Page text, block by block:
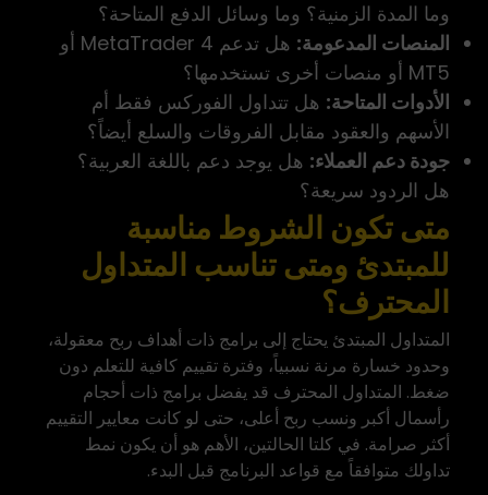
وما المدة الزمنية؟ وما وسائل الدفع المتاحة؟
المنصات المدعومة:
هل تدعم MetaTrader 4 أو
MT5 أو منصات أخرى تستخدمها؟
الأدوات المتاحة: هل تتداول الفوركس فقط أم
الأسهم والعقود مقابل الفروقات والسلع أيضاً؟
جودة دعم العملاء: هل يوجد دعم باللغة العربية؟
هل الردود سريعة؟
متى تكون الشروط مناسبة
للمبتدئ ومتى تناسب المتداول
المحترف؟
المتداول المبتدئ يحتاج إلى برامج ذات أهداف ربح معقولة،
وحدود خسارة مرنة نسبياً، وفترة تقييم كافية للتعلم دون
ضغط. المتداول المحترف قد يفضل برامج ذات أحجام
رأسمال أكبر ونسب ربح أعلى، حتى لو كانت معايير التقييم
أكثر صرامة. في كلتا الحالتين، الأهم هو أن يكون نمط
تداولك متوافقاً مع قواعد البرنامج قبل البدء.